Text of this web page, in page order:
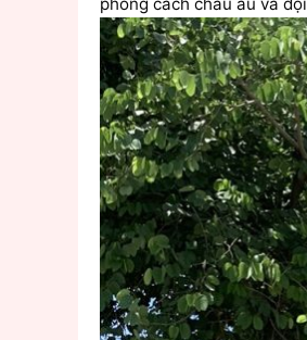
phong cách châu âu và